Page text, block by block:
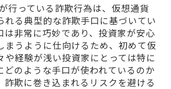
っている詐欺行為は、仮想通貨
れる典型的な詐欺手口に基づいてい
は非常に巧妙であり、投資家が安心
まうように仕向けるため、初めて仮
や経験が浅い投資家にとっては特に
どのような手口が使われているのか
詐欺に巻き込まれるリスクを避ける